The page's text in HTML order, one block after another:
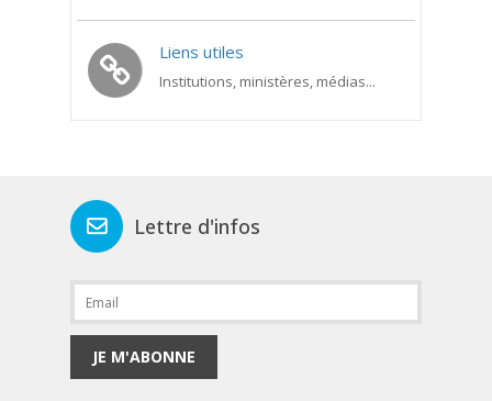
Liens utiles
Institutions, ministères, médias...
Lettre d'infos
JE M'ABONNE